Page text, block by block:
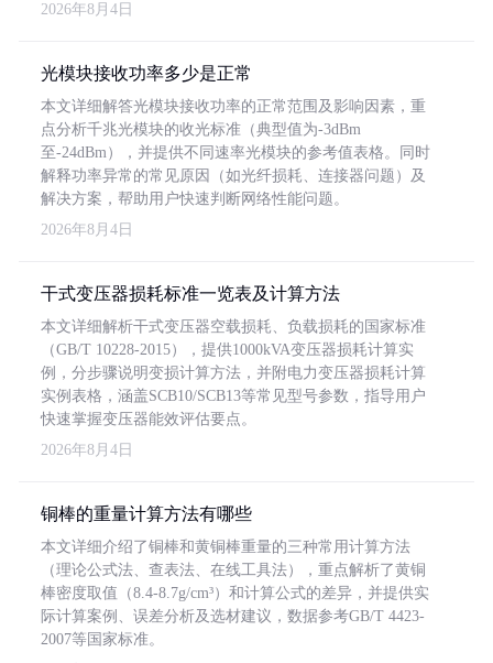
2026年8月4日
光模块接收功率多少是正常
本文详细解答光模块接收功率的正常范围及影响因素，重
点分析千兆光模块的收光标准（典型值为-3dBm
至-24dBm），并提供不同速率光模块的参考值表格。同时
解释功率异常的常见原因（如光纤损耗、连接器问题）及
解决方案，帮助用户快速判断网络性能问题。
2026年8月4日
干式变压器损耗标准一览表及计算方法
本文详细解析干式变压器空载损耗、负载损耗的国家标准
（GB/T 10228-2015），提供1000kVA变压器损耗计算实
例，分步骤说明变损计算方法，并附电力变压器损耗计算
实例表格，涵盖SCB10/SCB13等常见型号参数，指导用户
快速掌握变压器能效评估要点。
2026年8月4日
铜棒的重量计算方法有哪些
本文详细介绍了铜棒和黄铜棒重量的三种常用计算方法
（理论公式法、查表法、在线工具法），重点解析了黄铜
棒密度取值（8.4-8.7g/cm³）和计算公式的差异，并提供实
际计算案例、误差分析及选材建议，数据参考GB/T 4423-
2007等国家标准。